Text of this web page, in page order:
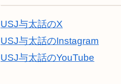
USJ与太話のX
USJ与太話のInstagram
USJ与太話のYouTube